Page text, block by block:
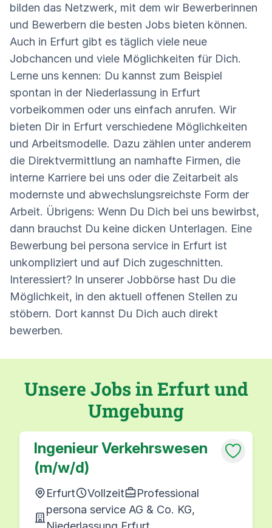
bilden das Netzwerk, mit dem wir Bewerberinnen
und Bewerbern die besten Jobs bieten können.
Auch in Erfurt gibt es täglich viele neue
Jobchancen und viele Möglichkeiten für Dich.
Lerne uns kennen: Du kannst zum Beispiel
spontan in der Niederlassung in Erfurt
vorbeikommen oder uns einfach anrufen. Wir
bieten Dir in Erfurt verschiedene Möglichkeiten
und Arbeitsmodelle. Dazu zählen unter anderem
die Direktvermittlung an namhafte Firmen, die
interne Karriere bei uns oder die Zeitarbeit als
modernste und abwechslungsreichste Form der
Arbeit. Übrigens: Wenn Du Dich bei uns bewirbst,
dann brauchst Du keine dicken Unterlagen. Eine
Bewerbung bei persona service in Erfurt ist
unkompliziert und auf Dich zugeschnitten.
Interessiert? In unserer Jobbörse hast Du die
Möglichkeit, in den aktuell offenen Stellen zu
stöbern. Dort kannst Du Dich auch direkt
bewerben.
Unsere Jobs in Erfurt und
Umgebung
Ingenieur Verkehrswesen
(m/w/d)
Erfurt Vollzeit
Professional
persona service AG & Co. KG,